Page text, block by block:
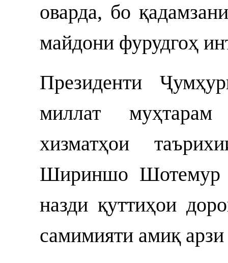
оварда, бо
майдони фурудгоҳ
Президенти
миллат
хизматҳои
Шириншо Шотемур
назди қуттиҳои
самимияти амиқ